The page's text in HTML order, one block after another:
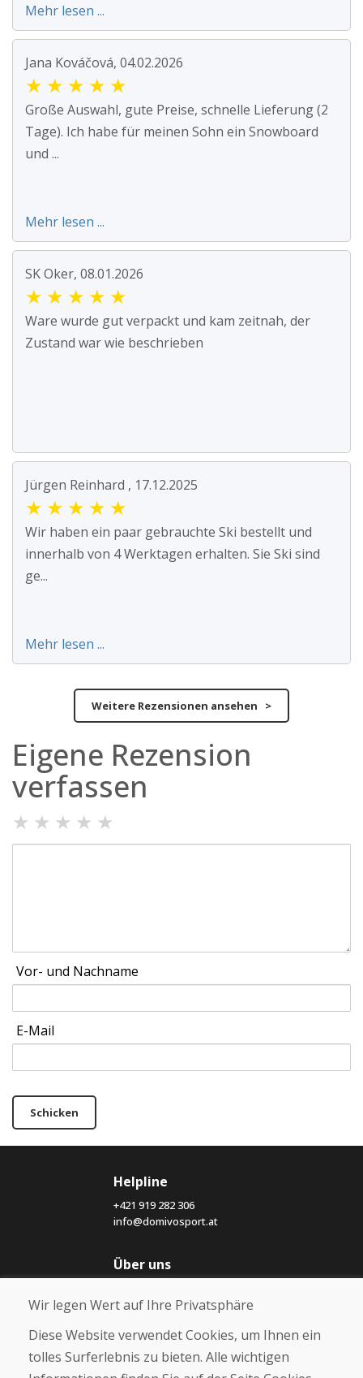
Mehr lesen ...
Jana Kováčová, 04.02.2026
★ ★ ★ ★ ★
Große Auswahl, gute Preise, schnelle Lieferung (2
Tage). Ich habe für meinen Sohn ein Snowboard
und ...
Mehr lesen ...
SK Oker, 08.01.2026
★ ★ ★ ★ ★
Ware wurde gut verpackt und kam zeitnah, der
Zustand war wie beschrieben
Jürgen Reinhard , 17.12.2025
★ ★ ★ ★ ★
Wir haben ein paar gebrauchte Ski bestellt und
innerhalb von 4 Werktagen erhalten. Sie Ski sind
ge...
Mehr lesen ...
Weitere Rezensionen ansehen >
Eigene Rezension
verfassen
★ ★ ★ ★ ★
Vor- und Nachname
E-Mail
Schicken
Helpline
+421 919 282 306
info@domivosport.at
Über uns
Über uns
Kontakt
Wir legen Wert auf Ihre Privatsphäre
Diese Website verwendet Cookies, um Ihnen ein
tolles Surferlebnis zu bieten. Alle wichtigen